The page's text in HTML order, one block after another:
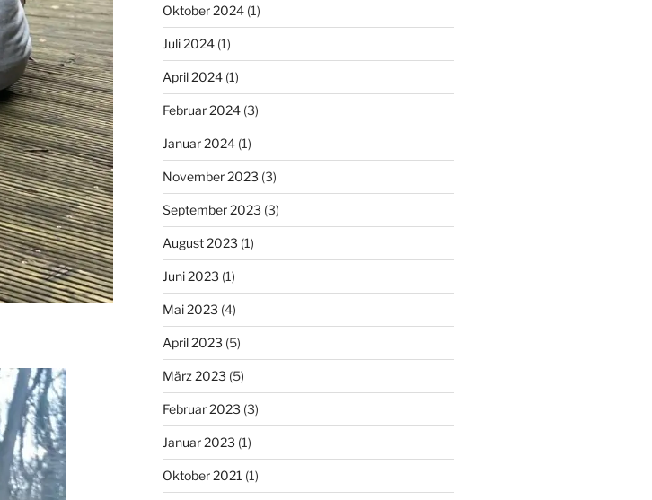
Oktober 2024(1)
Juli 2024(1)
April 2024(1)
Februar 2024(3)
Januar 2024(1)
November 2023 (3)
September 2023 (3)
August 2023 (1)
Juni 2023 (1)
Mai 2023 (4)
April 2023 (5)
März 2023 (5)
Februar 2023 (3)
Januar 2023 (1)
Oktober 2021 (1)